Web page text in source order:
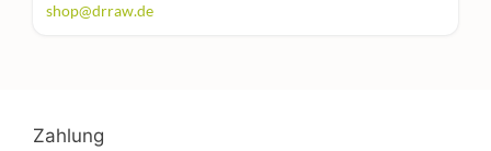
shop@drraw.de
Zahlung